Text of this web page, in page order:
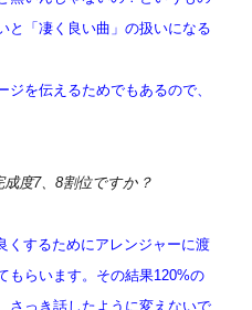
と「凄く良い曲」の扱いになる
ジを伝えるためでもあるので、
度7、8割位ですか？
くするためにアレンジャーに渡
もらいます。その結果120%の
さっき話したように変えないで